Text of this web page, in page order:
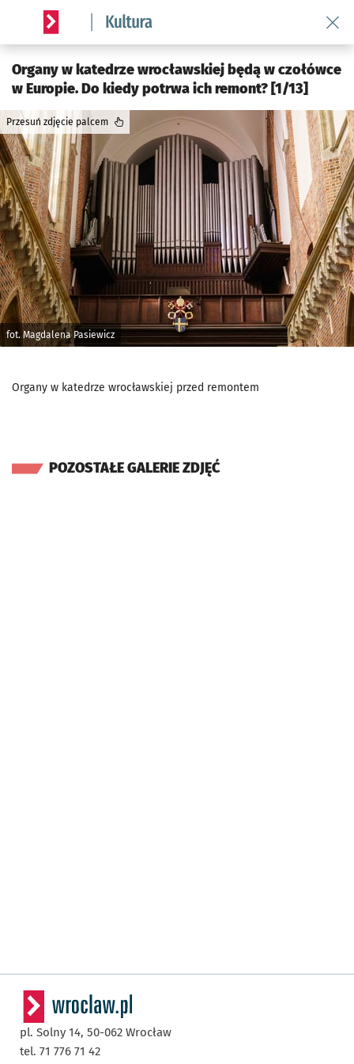
Serwis informacyjny wroclaw.pl podserwis: Kultura
Organy w katedrze wrocławskiej będą w czołówce
w Europie. Do kiedy potrwa ich remont? [1/13]
fot. Magdalena Pasiewicz
Przesuń zdjęcie palcem
Organy w katedrze wrocławskiej przed remontem
POZOSTAŁE GALERIE ZDJĘĆ
pl. Solny 14, 50-062 Wrocław
tel. 71 776 71 42